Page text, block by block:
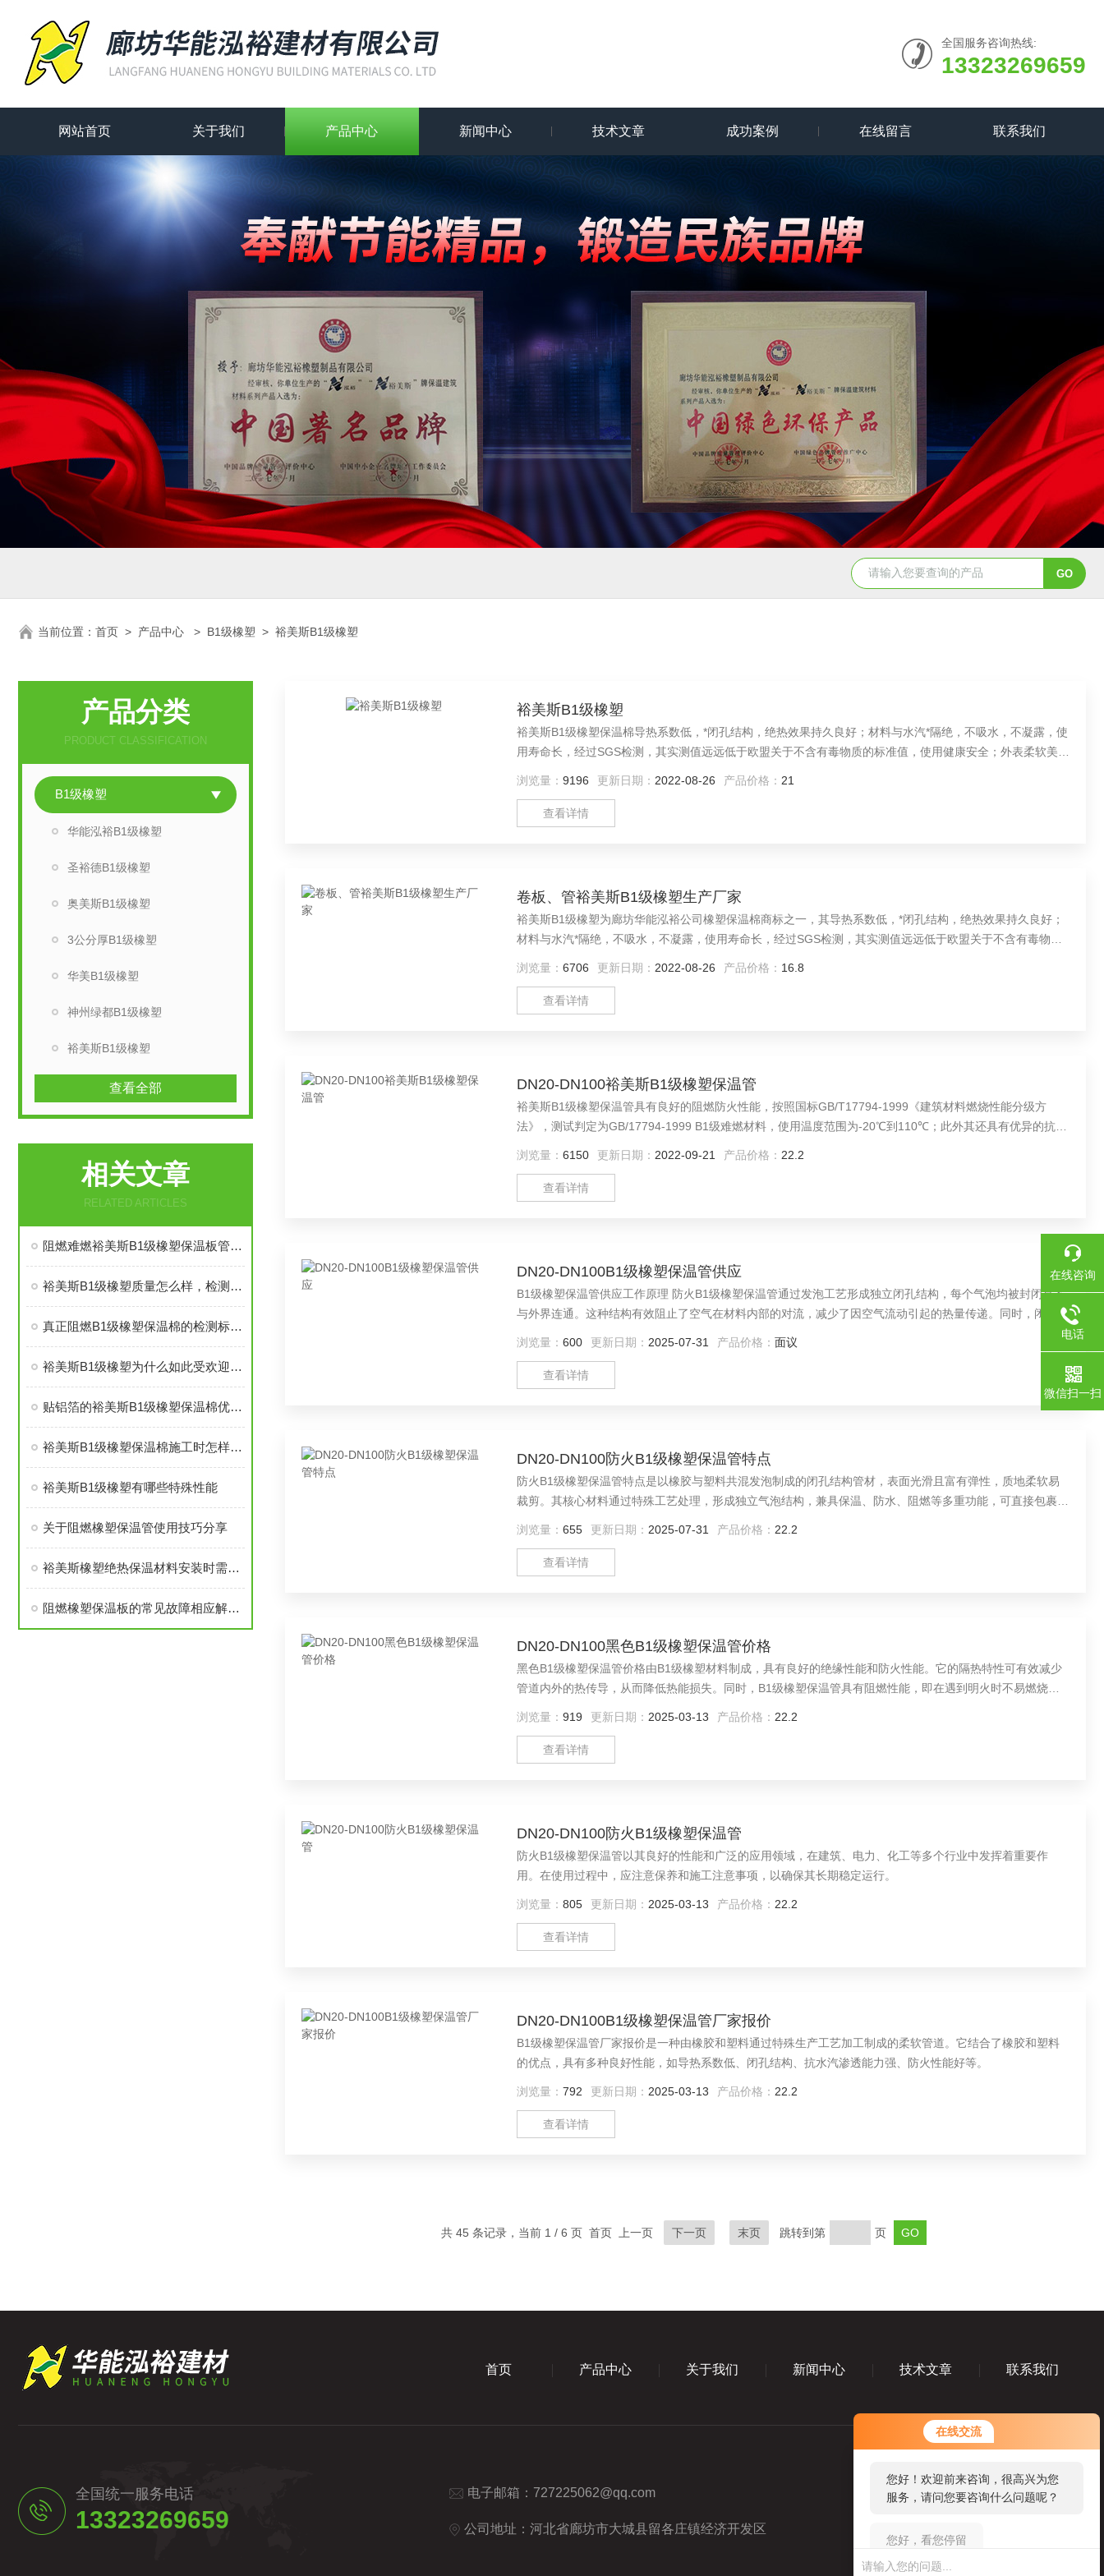
在线交流
您好！欢迎前来咨询，很高兴为您
服务，请问您要咨询什么问题呢？
您好，看您停留很久了，是否找到
了需求产品，您可以直接在线与我
全国服务咨询热线:
13323269659
网站首页 关于我们 产品中心 新闻中心 技术文章 成功案例 在线留言 联系我们
当前位置： 首页 > 产品中心 > B1级橡塑 > 裕美斯B1级橡塑
产品分类
PRODUCT CLASSIFICATION
B1级橡塑
华能泓裕B1级橡塑
圣裕德B1级橡塑
奥美斯B1级橡塑
3公分厚B1级橡塑
华美B1级橡塑
神州绿都B1级橡塑
裕美斯B1级橡塑
查看全部
相关文章
RELATED ARTICLES
阻燃难燃裕美斯B1级橡塑保温板管的八大优势
裕美斯B1级橡塑质量怎么样，检测复试能过吗
真正阻燃B1级橡塑保温棉的检测标准及技术指标
裕美斯B1级橡塑为什么如此受欢迎——价格低质量好
贴铝箔的裕美斯B1级橡塑保温棉优点技术指标
裕美斯B1级橡塑保温棉施工时怎样选配及体积计算方法
裕美斯B1级橡塑有哪些特殊性能
关于阻燃橡塑保温管使用技巧分享
裕美斯橡塑绝热保温材料安装时需要注意的几点！
阻燃橡塑保温板的常见故障相应解决方法分享
裕美斯B1级橡塑
裕美斯B1级橡塑保温棉导热系数低，*闭孔结构，绝热效果持久良好；材料与水汽*隔绝，不吸水，不凝露，使
用寿命长，经过SGS检测，其实测值远远低于欧盟关于不含有毒物质的标准值，使用健康安全；外表柔软美
浏览量： 9196 更新日期： 2022-08-26 产品价格： 21
查看详情
卷板、管裕美斯B1级橡塑生产厂家
裕美斯B1级橡塑为廊坊华能泓裕公司橡塑保温棉商标之一，其导热系数低，*闭孔结构，绝热效果持久良好；
材料与水汽*隔绝，不吸水，不凝露，使用寿命长，经过SGS检测，其实测值远远低于欧盟关于不含有毒物质
浏览量： 6706 更新日期： 2022-08-26 产品价格： 16.8
查看详情
DN20-DN100裕美斯B1级橡塑保温管
裕美斯B1级橡塑保温管具有良好的阻燃防火性能，按照国标GB/T17794-1999《建筑材料燃烧性能分级方
法》，测试判定为GB/17794-1999 B1级难燃材料，使用温度范围为-20℃到110℃；此外其还具有优异的抗水
浏览量： 6150 更新日期： 2022-09-21 产品价格： 22.2
查看详情
DN20-DN100B1级橡塑保温管供应
B1级橡塑保温管供应工作原理 防火B1级橡塑保温管通过发泡工艺形成独立闭孔结构，每个气泡均被封闭且不
与外界连通。这种结构有效阻止了空气在材料内部的对流，减少了因空气流动引起的热量传递。同时，闭孔结
构还能阻隔水汽渗透，防止材料因吸水而降低保温性能。其低导热系数特性使得热量通过材料的速度极慢，从
浏览量： 600 更新日期： 2025-07-31 产品价格： 面议
查看详情
DN20-DN100防火B1级橡塑保温管特点
防火B1级橡塑保温管特点是以橡胶与塑料共混发泡制成的闭孔结构管材，表面光滑且富有弹性，质地柔软易
裁剪。其核心材料通过特殊工艺处理，形成独立气泡结构，兼具保温、防水、阻燃等多重功能，可直接包裹管
浏览量： 655 更新日期： 2025-07-31 产品价格： 22.2
查看详情
DN20-DN100黑色B1级橡塑保温管价格
黑色B1级橡塑保温管价格由B1级橡塑材料制成，具有良好的绝缘性能和防火性能。它的隔热特性可有效减少
管道内外的热传导，从而降低热能损失。同时，B1级橡塑保温管具有阻燃性能，即在遇到明火时不易燃烧或
浏览量： 919 更新日期： 2025-03-13 产品价格： 22.2
查看详情
DN20-DN100防火B1级橡塑保温管
防火B1级橡塑保温管以其良好的性能和广泛的应用领域，在建筑、电力、化工等多个行业中发挥着重要作
用。在使用过程中，应注意保养和施工注意事项，以确保其长期稳定运行。
浏览量： 805 更新日期： 2025-03-13 产品价格： 22.2
查看详情
DN20-DN100B1级橡塑保温管厂家报价
B1级橡塑保温管厂家报价是一种由橡胶和塑料通过特殊生产工艺加工制成的柔软管道。它结合了橡胶和塑料
的优点，具有多种良好性能，如导热系数低、闭孔结构、抗水汽渗透能力强、防火性能好等。
浏览量： 792 更新日期： 2025-03-13 产品价格： 22.2
查看详情
共 45 条记录，当前 1 / 6 页 首页 上一页 下一页 末页 跳转到第 页
首页 产品中心 关于我们 新闻中心 技术文章 联系我们
全国统一服务电话
13323269659
电子邮箱： 727225062@qq.com
公司地址：河北省廊坊市大城县留各庄镇经济开发区
在线咨询
电话
微信扫一扫